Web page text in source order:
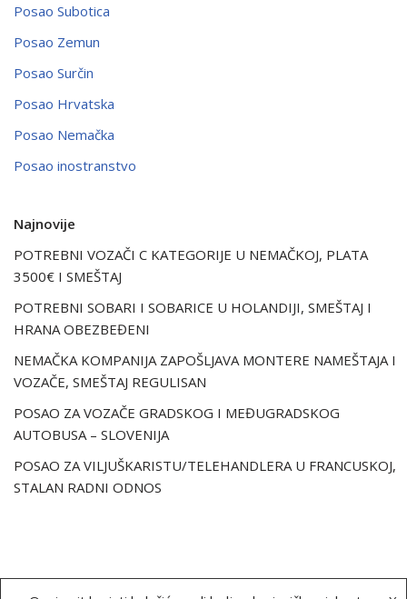
Posao Subotica
Posao Zemun
Posao Surčin
Posao Hrvatska
Posao Nemačka
Posao inostranstvo
Najnovije
POTREBNI VOZAČI C KATEGORIJE U NEMAČKOJ, PLATA
3500€ I SMEŠTAJ
POTREBNI SOBARI I SOBARICE U HOLANDIJI, SMEŠTAJ I
HRANA OBEZBEĐENI
NEMAČKA KOMPANIJA ZAPOŠLJAVA MONTERE NAMEŠTAJA I
VOZAČE, SMEŠTAJ REGULISAN
POSAO ZA VOZAČE GRADSKOG I MEĐUGRADSKOG
AUTOBUSA – SLOVENIJA
POSAO ZA VILJUŠKARISTU/TELEHANDLERA U FRANCUSKOJ,
STALAN RADNI ODNOS